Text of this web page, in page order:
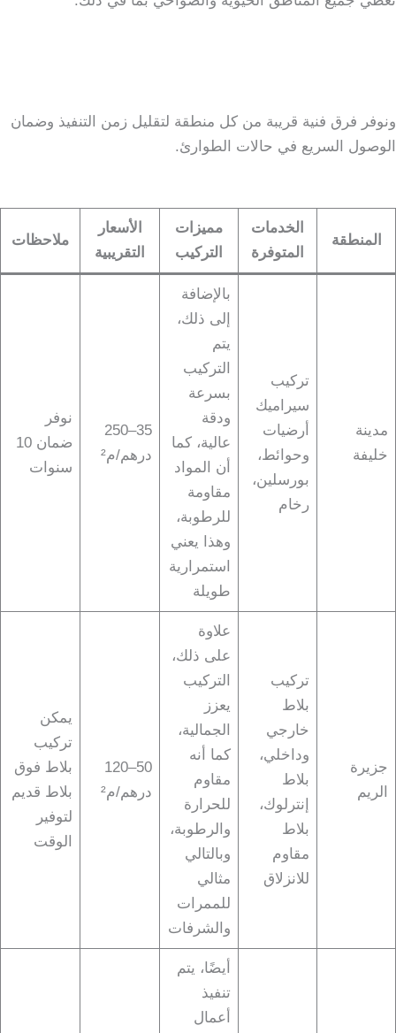
ونوفر فرق فنية قريبة من كل منطقة لتقليل زمن التنفيذ وضمان
الوصول السريع في حالات الطوارئ.
المنطقة
الخدمات
المتوفرة
مميزات
التركيب
الأسعار
التقريبية
ملاحظات
مدينة
خليفة
تركيب
سيراميك
أرضيات
وحوائط،
بورسلين،
رخام
بالإضافة
إلى ذلك،
يتم
التركيب
بسرعة
ودقة
عالية، كما
أن المواد
مقاومة
للرطوبة،
وهذا يعني
استمرارية
طويلة
35–250
درهم/م²
نوفر
ضمان 10
سنوات
جزيرة
الريم
تركيب
بلاط
خارجي
وداخلي،
بلاط
إنترلوك،
بلاط
مقاوم
للانزلاق
علاوة
على ذلك،
التركيب
يعزز
الجمالية،
كما أنه
مقاوم
للحرارة
والرطوبة،
وبالتالي
مثالي
للممرات
والشرفات
50–120
درهم/م²
يمكن
تركيب
بلاط فوق
بلاط قديم
لتوفير
الوقت
أيضًا، يتم
تنفيذ
أعمال